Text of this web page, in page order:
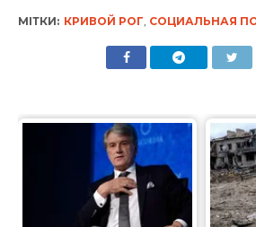
МІТКИ: КРИВОЙ РОГ, СОЦИАЛЬНАЯ